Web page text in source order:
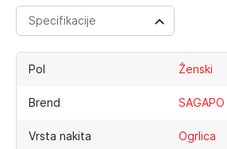
Specifikacije
Pol Ženski
Brend
Vrsta nakita Ogrlica